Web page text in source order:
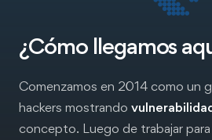
¿Cómo llegamos
Comenzamos en 2014 como un
hackers mostrando
concepto. Luego de trabajar